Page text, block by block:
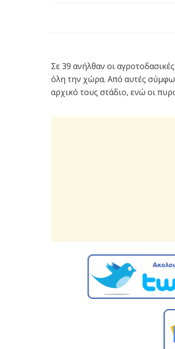
Σε 39 ανήλθαν οι
όλη την χώρα. Από αυτές
αρχικό τους στάδιο, ενώ οι